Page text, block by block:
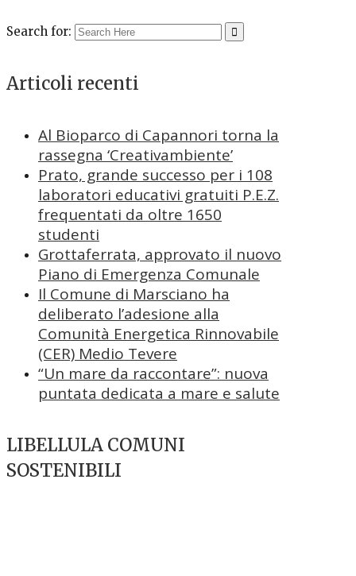
Search for:
Articoli recenti
Al Bioparco di Capannori torna la
rassegna ‘Creativambiente’
Prato, grande successo per i 108
laboratori educativi gratuiti P.E.Z.
frequentati da oltre 1650
studenti
Grottaferrata, approvato il nuovo
Piano di Emergenza Comunale
Il Comune di Marsciano ha
deliberato l’adesione alla
Comunità Energetica Rinnovabile
(CER) Medio Tevere
“Un mare da raccontare”: nuova
puntata dedicata a mare e salute
LIBELLULA COMUNI
SOSTENIBILI